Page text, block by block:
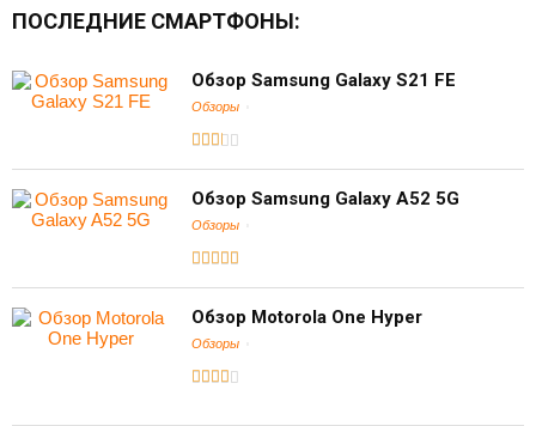
ПОСЛЕДНИЕ СМАРТФОНЫ:
Обзор Samsung Galaxy S21 FE
Обзоры
Обзор Samsung Galaxy A52 5G
Обзоры
Обзор Motorola One Hyper
Обзоры